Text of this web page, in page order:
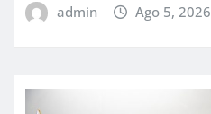
admin Ago 5, 2026